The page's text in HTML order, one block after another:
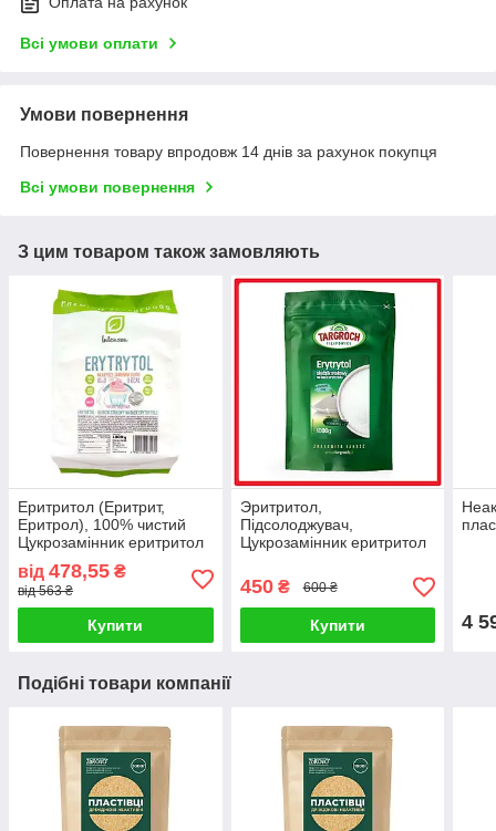
Всі умови оплати
Умови повернення
Повернення товару впродовж 14 днів за рахунок покупця
Всі умови повернення
З цим товаром також замовляють
Еритритол (Еритрит,
Еритрол), 100% чистий
Цукрозамінник еритритол
1000 г - Erytrol, Intenson
від 478,55 ₴
від 563 ₴
Купити
Эритритол,
Підсолоджувач,
Цукрозамінник еритритол
450₴ 600 ₴
Купити 4
Подібні товари компанії